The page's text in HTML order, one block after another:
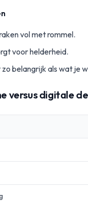
vol met rommel.
voor helderheid.
belangrijk als wat je
versus digitale